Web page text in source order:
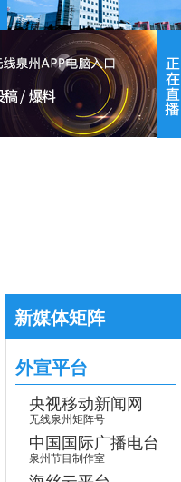
新媒体矩阵
外宣平台
央视移动新闻网
无线泉州矩阵号
中国国际广播电台
泉州节目制作室